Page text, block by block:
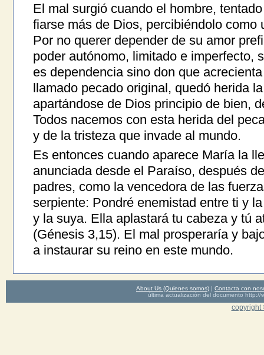
El mal surgió cuando el hombre,
fiarse más de Dios, percibiéndolo como
Por no querer depender de su amor
poder autónomo, limitado e imperfecto,
es dependencia sino don que
llamado pecado original, quedó herida
apartándose de Dios principio de bien,
Todos nacemos con esta herida del
y de la tristeza que invade al mundo.
Es entonces cuando aparece María la
anunciada desde el Paraíso, después
padres, como la vencedora de las
serpiente: Pondré enemistad entre ti y
y la suya. Ella aplastará tu cabeza y tú
(Génesis 3,15). El mal prosperaría y
a instaurar su reino en este mundo.
About Us (Quienes somos) | Contacta con
última actualización del documento http://
copyright